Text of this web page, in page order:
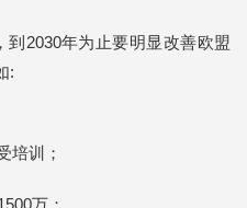
2030年为止要明显改善欧盟
:
培训；
万；